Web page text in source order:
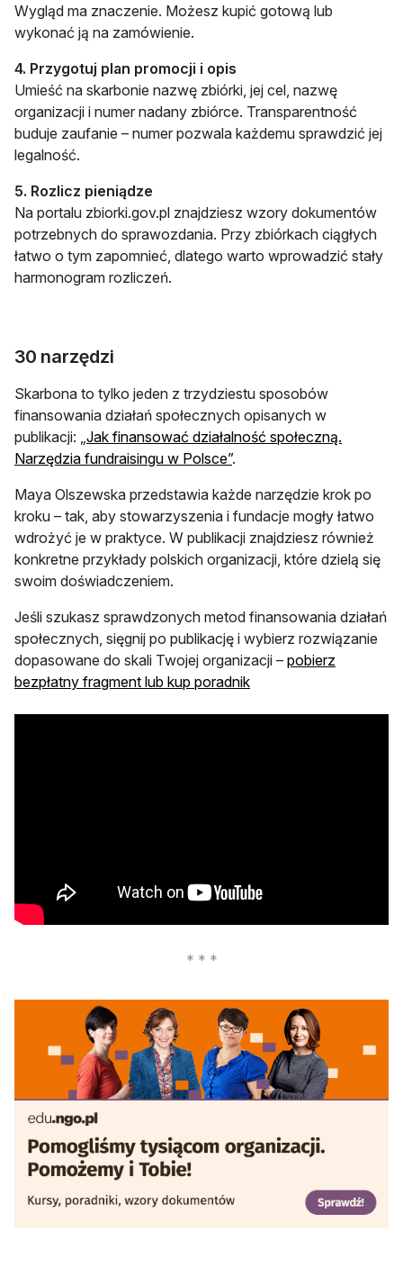
Wygląd ma znaczenie. Możesz kupić gotową lub
wykonać ją na zamówienie.
4. Przygotuj plan promocji i opis
Umieść na skarbonie nazwę zbiórki, jej cel, nazwę
organizacji i numer nadany zbiórce. Transparentność
buduje zaufanie – numer pozwala każdemu sprawdzić jej
legalność.
5. Rozlicz pieniądze
Na portalu zbiorki.gov.pl znajdziesz wzory dokumentów
potrzebnych do sprawozdania. Przy zbiórkach ciągłych
łatwo o tym zapomnieć, dlatego warto wprowadzić stały
harmonogram rozliczeń.
30 narzędzi
Skarbona to tylko jeden z trzydziestu sposobów
finansowania działań społecznych opisanych w
publikacji: „Jak finansować działalność społeczną.
Narzędzia fundraisingu w Polsce”.
Maya Olszewska przedstawia każde narzędzie krok po
kroku – tak, aby stowarzyszenia i fundacje mogły łatwo
wdrożyć je w praktyce. W publikacji znajdziesz również
konkretne przykłady polskich organizacji, które dzielą się
swoim doświadczeniem.
Jeśli szukasz sprawdzonych metod finansowania działań
społecznych, sięgnij po publikację i wybierz rozwiązanie
dopasowane do skali Twojej organizacji – pobierz
bezpłatny fragment lub kup poradnik